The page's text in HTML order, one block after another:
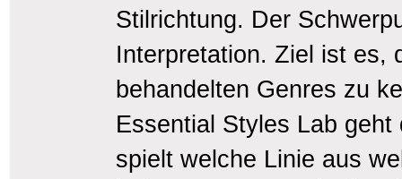
Stilrichtung. Der
Interpretation. Ziel ist es,
behandelten Genres zu
Essential Styles Lab
spielt welche Linie aus